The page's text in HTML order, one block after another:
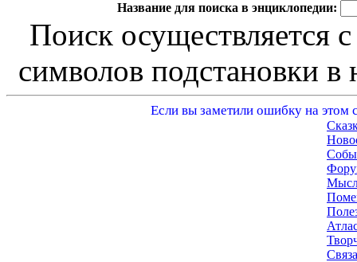
Название для поиска в энциклопедии:
Поиск осуществляется
символов подстановки в
Если вы заметили ошибку на этом